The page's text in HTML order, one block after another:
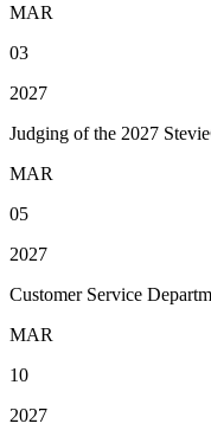
MAR
03
2027
Judging of the 2027
MAR
05
2027
Customer Service
MAR
10
2027